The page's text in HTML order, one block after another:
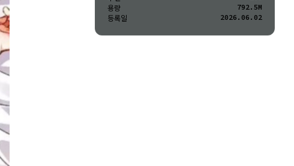
용량
792.5M
등록일
2026.06.02